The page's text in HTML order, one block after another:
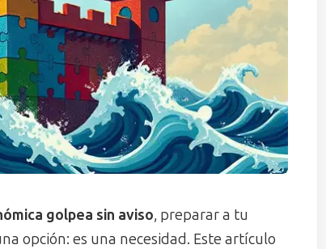
golpea sin aviso, preparar a tu
opción: es una necesidad. Este artículo